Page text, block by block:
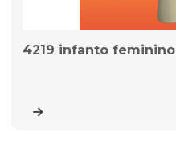
4219 infanto feminino